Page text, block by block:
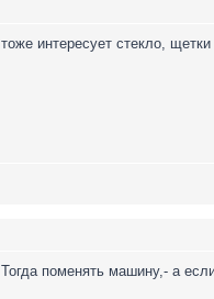
тоже интересует стекло,
Тогда поменять машину,- а